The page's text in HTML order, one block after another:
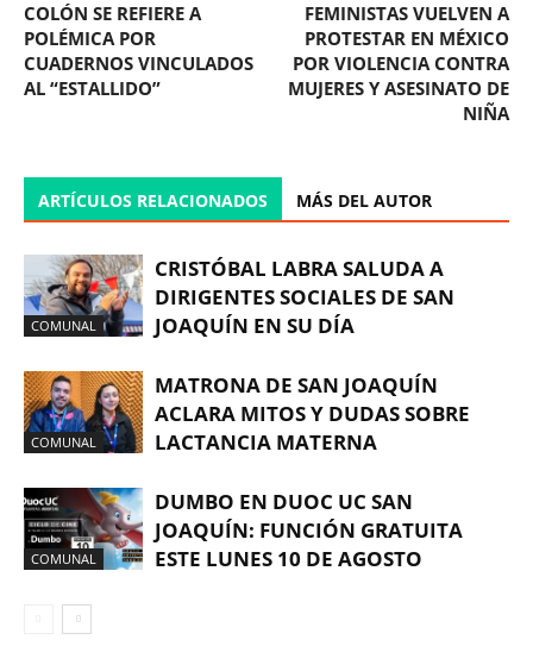
COLÓN SE REFIERE A
POLÉMICA POR
CUADERNOS VINCULADOS
AL “ESTALLIDO”
FEMINISTAS VUELVEN A
PROTESTAR EN MÉXICO
POR VIOLENCIA CONTRA
MUJERES Y ASESINATO DE
NIÑA
ARTÍCULOS RELACIONADOS MÁS DEL AUTOR
COMUNAL
CRISTÓBAL LABRA SALUDA A
DIRIGENTES SOCIALES DE SAN
JOAQUÍN EN SU DÍA
COMUNAL
MATRONA DE SAN JOAQUÍN
ACLARA MITOS Y DUDAS SOBRE
LACTANCIA MATERNA
COMUNAL
DUMBO EN DUOC UC SAN
JOAQUÍN: FUNCIÓN GRATUITA
ESTE LUNES 10 DE AGOSTO